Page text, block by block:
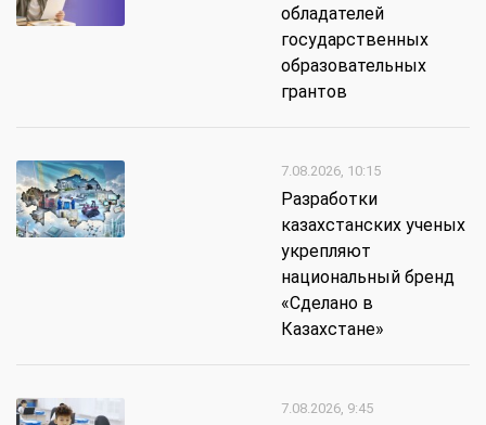
обладателей
государственных
образовательных
грантов
7.08.2026, 10:15
Разработки
казахстанских ученых
укрепляют
национальный бренд
«Сделано в
Казахстане»
7.08.2026, 9:45